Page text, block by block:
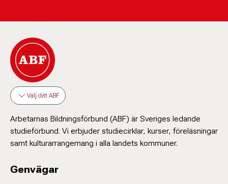
Välj ditt ABF
Arbetarnas Bildningsförbund (ABF) är Sveriges ledande
studieförbund. Vi erbjuder studiecirklar, kurser, föreläsningar
samt kulturarrangemang i alla landets kommuner.
Genvägar